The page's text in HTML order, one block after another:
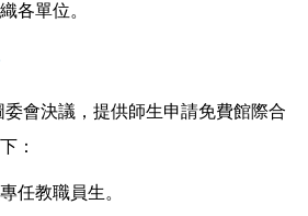
各單位。
會決議，提供師生申請免費館際合
：
任教職員生。